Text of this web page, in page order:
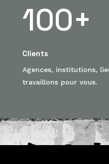
100+
Clients
Agences, institutions,
travaillons pour vous.